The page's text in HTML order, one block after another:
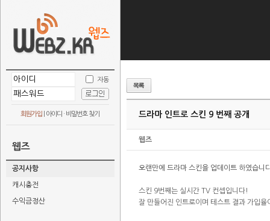
자동
회원가입 아이디 · 비밀번호 찾기
웹즈
공지사항
캐시충전
수익금정산
드라마 인트로 스킨 9 번째 공개
웹즈
오랜만에 드라마 스킨을 업데이트 하였습니
스킨 9번째는 실시간 TV 컨셉입니다!
잘 만들어진 인트로이며 테스트 결과 가입